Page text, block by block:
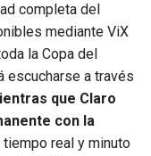
completa del
mediante ViX
la Copa del
escucharse a través
que Claro
con la
real y minuto